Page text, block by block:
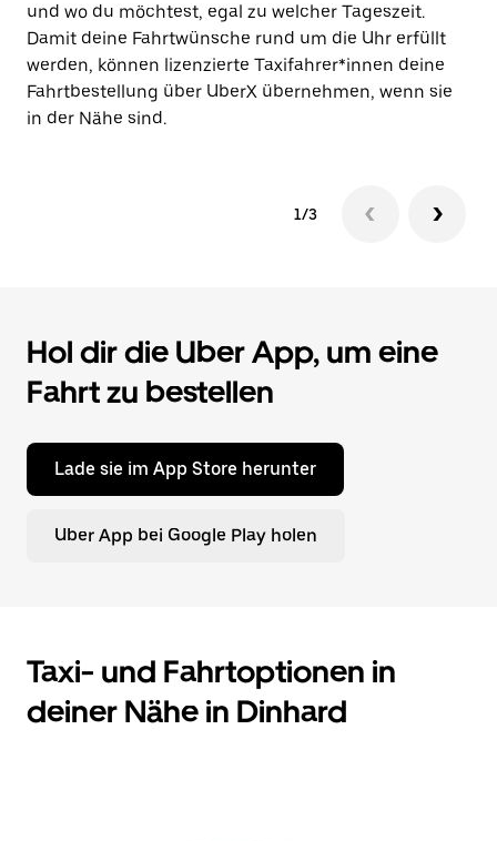
und wo du möchtest, egal zu welcher Tageszeit.
Damit deine Fahrtwünsche rund um die Uhr erfüllt
werden, können lizenzierte Taxifahrer*innen deine
Fahrtbestellung über UberX übernehmen, wenn sie
in der Nähe sind.
1/3
Hol dir die Uber App, um eine
Fahrt zu bestellen
Lade sie im App Store herunter
Uber App bei Google Play holen
Taxi- und Fahrtoptionen in
deiner Nähe in Dinhard